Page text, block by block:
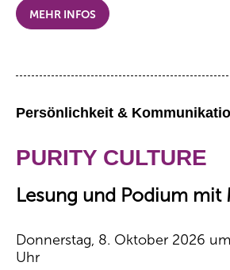
MEHR INFOS
Persönlichkeit &
PURITY CULTURE
Lesung und Podium mit
Donnerstag, 8. Oktober 2026
Uhr